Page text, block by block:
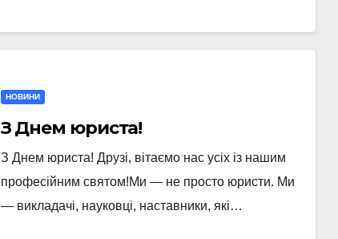
НОВИНИ
З Днем юриста!
З Днем юриста! Друзі, вітаємо нас усіх із нашим
професійним святом!Ми — не просто юристи. Ми
— викладачі, науковці, наставники, які…